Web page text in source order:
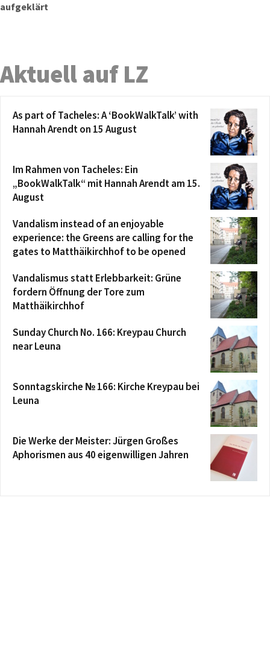
aufgeklärt
Aktuell auf LZ
As part of Tacheles: A ‘BookWalkTalk’ with
Hannah Arendt on 15 August
Im Rahmen von Tacheles: Ein
„BookWalkTalk“ mit Hannah Arendt am 15.
August
Vandalism instead of an enjoyable
experience: the Greens are calling for the
gates to Matthäikirchhof to be opened
Vandalismus statt Erlebbarkeit: Grüne
fordern Öffnung der Tore zum
Matthäikirchhof
Sunday Church No. 166: Kreypau Church
near Leuna
Sonntagskirche № 166: Kirche Kreypau bei
Leuna
Die Werke der Meister: Jürgen Großes
Aphorismen aus 40 eigenwilligen Jahren